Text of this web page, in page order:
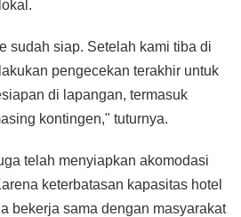
sudah siap. Setelah kami tiba di
pengecekan terakhir untuk
di lapangan, termasuk
kontingen," tuturnya.
telah menyiapkan akomodasi
keterbatasan kapasitas hotel
bekerja sama dengan masyarakat